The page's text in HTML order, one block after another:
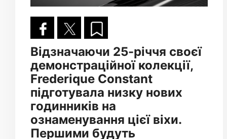
Відзначаючи 25-річчя своєї
демонстраційної колекції,
Frederique Constant
підготувала низку нових
годинників на
ознаменування цієї віхи.
Першими будуть